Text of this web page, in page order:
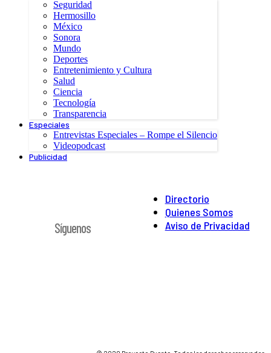
Seguridad
Hermosillo
México
Sonora
Mundo
Deportes
Entretenimiento y Cultura
Salud
Ciencia
Tecnología
Transparencia
Especiales
Entrevistas Especiales – Rompe el Silencio
Videopodcast
Publicidad
Directorio
Quienes Somos
Aviso de Privacidad
Síguenos